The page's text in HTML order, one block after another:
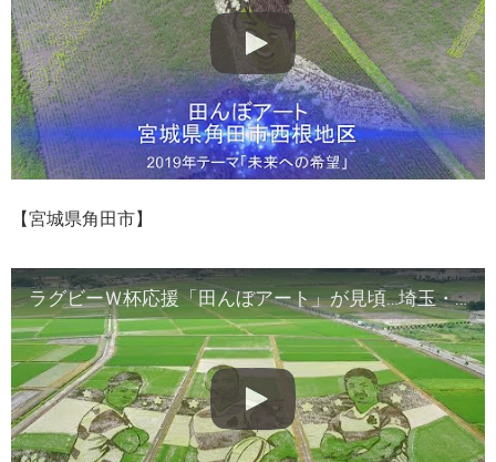
【宮城県角田市】
ラグビーＷ杯応援「田んぼアート」が見頃…埼玉・行田